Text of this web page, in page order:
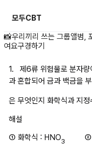
모두CBT
📸우리끼리 쓰는 그룹앨범,
여요구경하기
1.   제6류 위험물로 분자
과 혼합되어 금과 백금을
은 무엇인지 화학식과 지
해설
① 화학식 : HNO3
② 지